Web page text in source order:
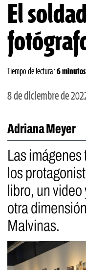
El
Tiempo de lectura: 6 minutos
8 de diciembre de
Adriana Meyer
Las
los
libro, un
otra
Malvinas.